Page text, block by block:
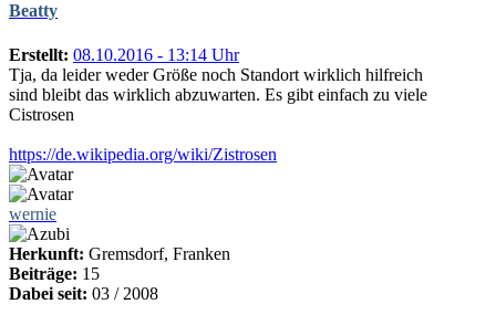
Beatty
Erstellt: 08.10.2016 - 13:14 Uhr
Tja, da leider weder Größe noch Standort wirklich hilfreich
sind bleibt das wirklich abzuwarten. Es gibt einfach zu viele
Cistrosen
https://de.wikipedia.org/wiki/Zistrosen
wernie
Herkunft: Gremsdorf, Franken
Beiträge: 15
Dabei seit: 03 / 2008